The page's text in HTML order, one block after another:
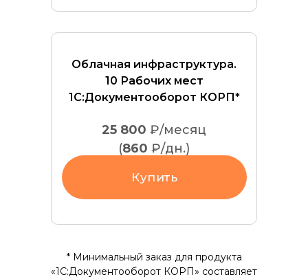
25 800 ₽/месяц
(860 ₽/дн.)
Облачная инфраструктура.
10 Рабочих мест
1С:Документооборот КОРП*
Купить
* Минимальный заказ для продукта
«1С:Документооборот КОРП» составляет